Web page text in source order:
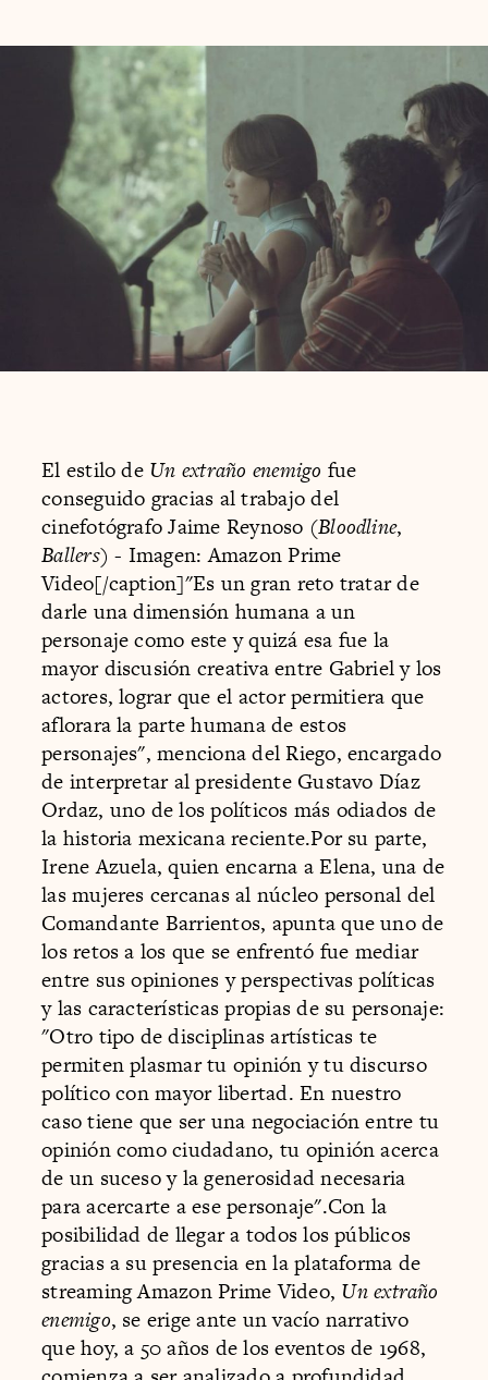
El estilo deUn extraño enemigo fue
conseguido gracias al trabajo del
cinefotógrafo Jaime Reynoso (Bloodline,
Ballers) - Imagen: Amazon Prime
Video[/caption]"Es un gran reto tratar de
darle una dimensión humana a un
personaje como este y quizá esa fue la
mayor discusión creativa entre Gabriel y los
actores, lograr que el actor permitiera que
aflorara la parte humana de estos
personajes", menciona del Riego, encargado
de interpretar al presidente Gustavo Díaz
Ordaz, uno de los políticos más odiados de
la historia mexicana reciente.Por su parte,
Irene Azuela, quien encarna a Elena, una de
las mujeres cercanas al núcleo personal del
Comandante Barrientos, apunta que uno de
los retos a los que se enfrentó fue mediar
entre sus opiniones y perspectivas políticas
y las características propias de su personaje:
"Otro tipo de disciplinas artísticas te
permiten plasmar tu opinión y tu discurso
político con mayor libertad. En nuestro
caso tiene que ser una negociación entre tu
opinión como ciudadano, tu opinión acerca
de un suceso y la generosidad necesaria
para acercarte a ese personaje".Con la
posibilidad de llegar a todos los públicos
gracias a su presencia en la plataforma de
streaming Amazon Prime Video, Un extraño
enemigo, se erige ante un vacío narrativo
que hoy, a 50 años de los eventos de 1968,